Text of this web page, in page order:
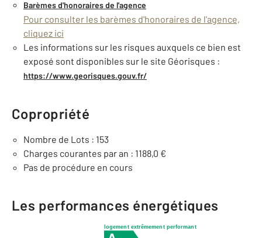
Barèmes d'honoraires de l'agence
Pour consulter les barèmes d'honoraires de l'agence,
cliquez ici
Les informations sur les risques auxquels ce bien est
exposé sont disponibles sur le site Géorisques :
https://www.georisques.gouv.fr/
Copropriété
Nombre de Lots : 153
Charges courantes par an : 1188,0 €
Pas de procédure en cours
Les performances énergétiques
logement extrêmement performant